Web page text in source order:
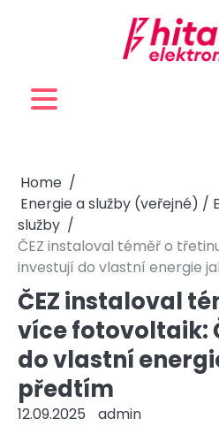
Home
Energie a služby (veřejné) /
služby
ČEZ instaloval téměř o
investují do vlastní energie
ČEZ instaloval
více fotovoltaik:
do vlastní
předtím
12.09.2025 admin